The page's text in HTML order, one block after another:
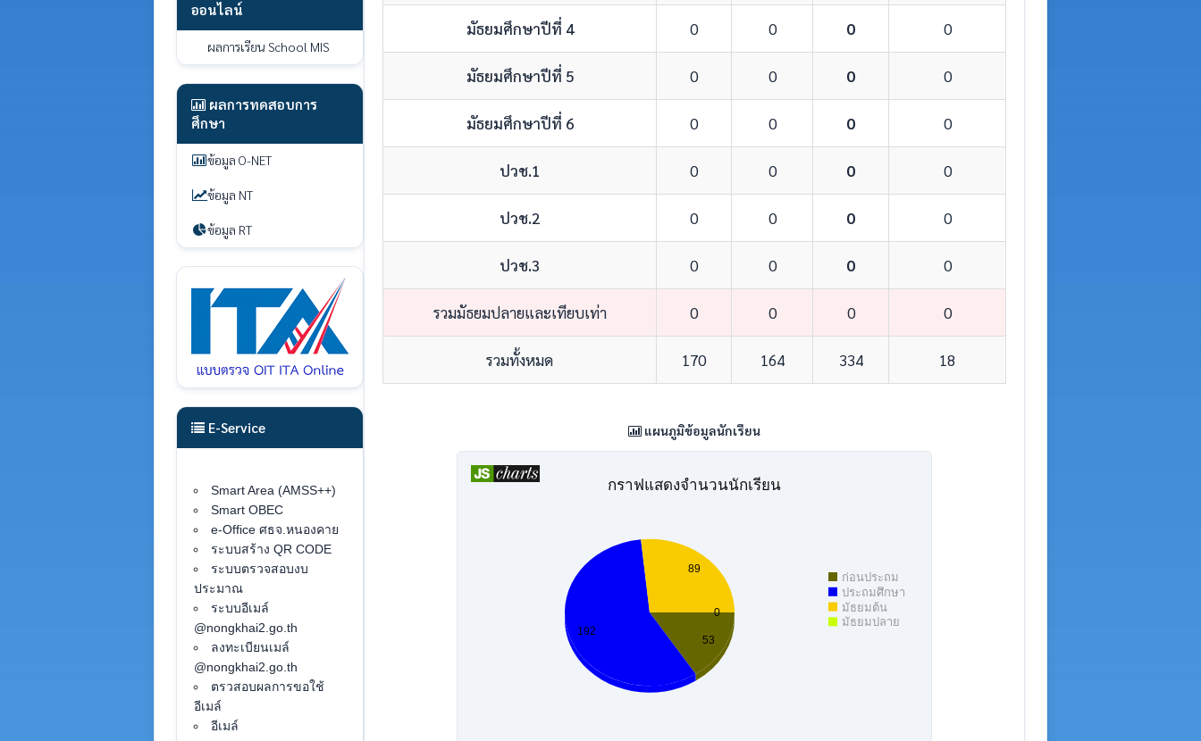
ออนไลน์
ผลการเรียน School MIS
ผลการทดสอบการ
ศึกษา
ข้อมูล O-NET
ข้อมูล NT
ข้อมูล RT
E-Service
Smart Area (AMSS++)
Smart OBEC
e-Office ศธจ.หนองคาย
ระบบสร้าง QR CODE
ระบบตรวจสอบงบ
ประมาณ
ระบบอีเมล์
@nongkhai2.go.th
ลงทะเบียนเมล์
@nongkhai2.go.th
ตรวสอบผลการขอใช้
อีเมล์
อีเมล์
มัธยมศึกษาปีที่ 4 0 0 0 0
มัธยมศึกษาปีที่ 5 0 0 0 0
มัธยมศึกษาปีที่ 6 0 0 0 0
ปวช.1 0 0 0 0
ปวช.2 0 0 0 0
ปวช.3 0 0 0 0
รวมมัธยมปลายและเทียบเท่า 0 0 0 0
รวมทั้งหมด 170 164 334 18
แผนภูมิข้อมูลนักเรียน